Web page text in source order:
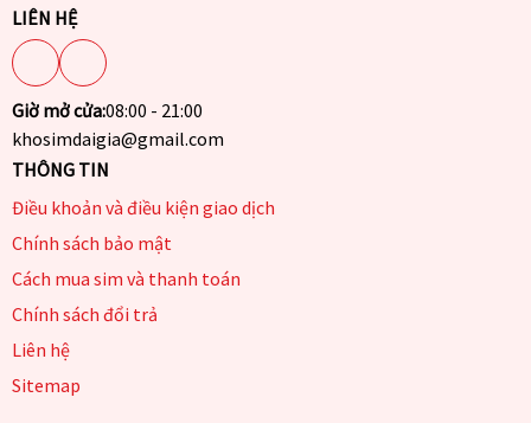
LIÊN HỆ
Giờ mở cửa:08:00 - 21:00
khosimdaigia@gmail.com
THÔNG TIN
Điều khoản và điều kiện giao dịch
Chính sách bảo mật
Cách mua sim và thanh toán
Chính sách đổi trả
Liên hệ
Sitemap